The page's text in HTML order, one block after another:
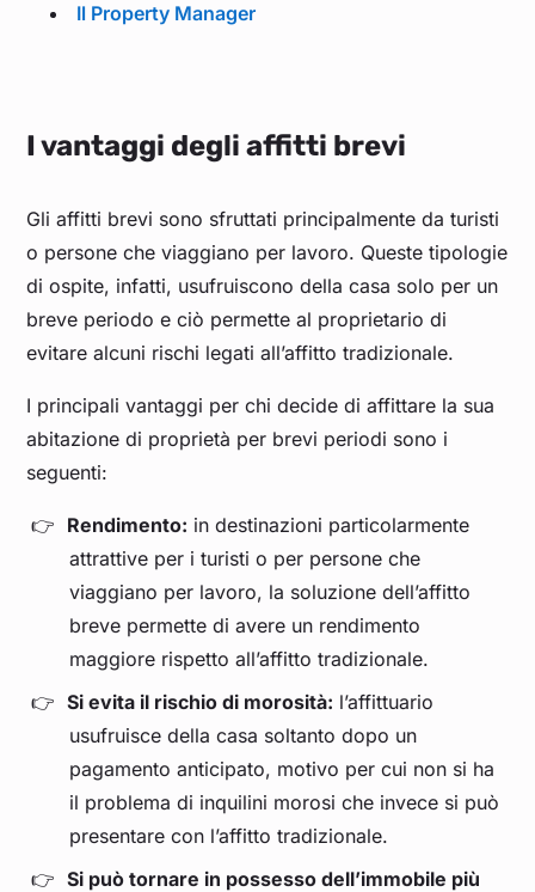
Il Property Manager
I vantaggi degli affitti brevi
Gli affitti brevi sono sfruttati principalmente da turisti
o persone che viaggiano per lavoro. Queste tipologie
di ospite, infatti, usufruiscono della casa solo per un
breve periodo e ciò permette al proprietario di
evitare alcuni rischi legati all’affitto tradizionale.
I principali vantaggi per chi decide di affittare la sua
abitazione di proprietà per brevi periodi sono i
seguenti:
Rendimento: in destinazioni particolarmente
attrattive per i turisti o per persone che
viaggiano per lavoro, la soluzione dell’affitto
breve permette di avere un rendimento
maggiore rispetto all’affitto tradizionale.
Si evita il rischio di morosità: l’affittuario
usufruisce della casa soltanto dopo un
pagamento anticipato, motivo per cui non si ha
il problema di inquilini morosi che invece si può
presentare con l’affitto tradizionale.
Si può tornare in possesso dell’immobile più